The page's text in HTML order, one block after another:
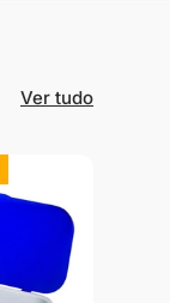
Ver tudo